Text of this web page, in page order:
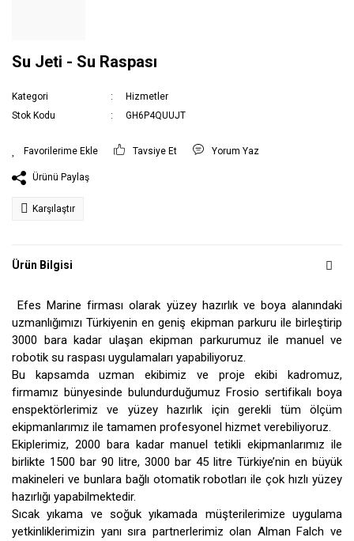
Su Jeti - Su Raspası
Kategori
Hizmetler
Stok Kodu
GH6P4QUUJT
Tavsiye Et Yorum Yaz
Ürünü Paylaş
Karşılaştır
Ürün Bilgisi
Efes Marine firması olarak yüzey hazırlık ve boya alanındaki
uzmanlığımızı Türkiyenin en geniş ekipman parkuru ile birleştirip
3000 bara kadar ulaşan ekipman parkurumuz ile manuel ve
robotik su raspası uygulamaları yapabiliyoruz.
Bu kapsamda uzman ekibimiz ve proje ekibi kadromuz,
firmamız bünyesinde bulundurduğumuz Frosio sertifikalı boya
enspektörlerimiz ve yüzey hazırlık için gerekli tüm ölçüm
ekipmanlarımız ile tamamen profesyonel hizmet verebiliyoruz.
Ekiplerimiz, 2000 bara kadar manuel tetikli ekipmanlarımız ile
birlikte 1500 bar 90 litre, 3000 bar 45 litre Türkiye’nin en büyük
makineleri ve bunlara bağlı otomatik robotları ile çok hızlı yüzey
hazırlığı yapabilmektedir.
Sıcak yıkama ve soğuk yıkamada müşterilerimize uygulama
yetkinliklerimizin yanı sıra partnerlerimiz olan Alman Falch ve